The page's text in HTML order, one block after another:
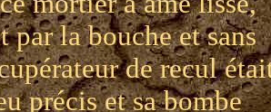
par la bouche et sans
de recul
précis et sa bombe